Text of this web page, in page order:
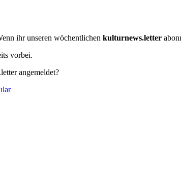
ihr unseren wöchentlichen kulturnews.letter
vorbei.
angemeldet?